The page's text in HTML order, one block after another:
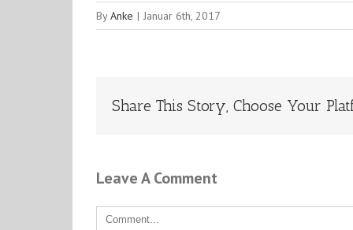
ByAnke | Januar 6th, 2017
Share This Story, Choose Your
Leave A Comment